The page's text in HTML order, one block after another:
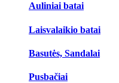
Auliniai batai
Laisvalaikio batai
Basutės, Sandalai
Pusbačiai